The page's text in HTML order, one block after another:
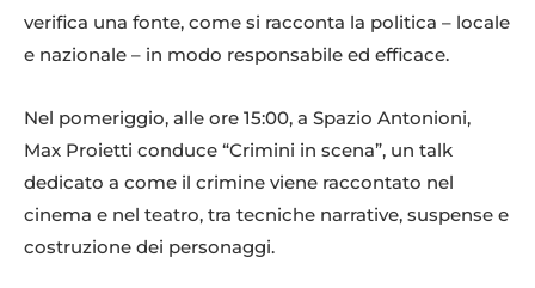
verifica una fonte, come si racconta la politica – locale
e nazionale – in modo responsabile ed efficace.
Nel pomeriggio, alle ore 15:00, a Spazio Antonioni,
Max Proietti conduce “Crimini in scena”, un talk
dedicato a come il crimine viene raccontato nel
cinema e nel teatro, tra tecniche narrative, suspense e
costruzione dei personaggi.